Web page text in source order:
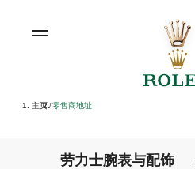
主页/ 零售商地址
劳力士腕表与配饰